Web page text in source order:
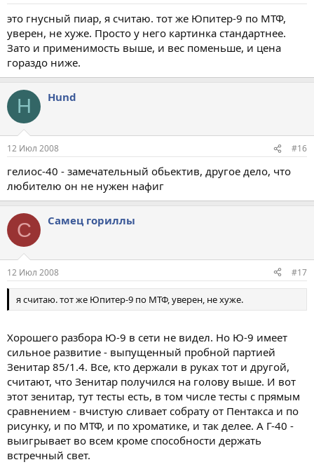
это гнусный пиар, я считаю. тот же Юпитер-9 по МТФ,
уверен, не хуже. Просто у него картинка стандартнее.
Зато и применимость выше, и вес поменьше, и цена
гораздо ниже.
H Hund
12 Июл 2008 #16
гелиос-40 - замечательный обьектив, другое дело, что
любителю он не нужен нафиг
С Самец гориллы
12 Июл 2008 #17
я считаю. тот же Юпитер-9 по МТФ, уверен, не хуже.
Хорошего разбора Ю-9 в сети не видел. Но Ю-9 имеет
сильное развитие - выпущенный пробной партией
Зенитар 85/1.4. Все, кто держали в руках тот и другой,
считают, что Зенитар получился на голову выше. И вот
этот зенитар, тут тесты есть, в том числе тесты с прямым
сравнением - вчистую сливает собрату от Пентакса и по
рисунку, и по МТФ, и по хроматике, и так делее. А Г-40 -
выигрывает во всем кроме способности держать
встречный свет.